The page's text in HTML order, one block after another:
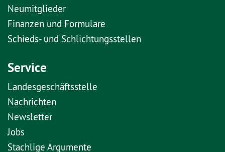
Neumitglieder
Finanzen und Formulare
Schieds- und Schlichtungsstellen
Service
Landesgeschäftsstelle
Nachrichten
Newsletter
Jobs
Stachlige Argumente